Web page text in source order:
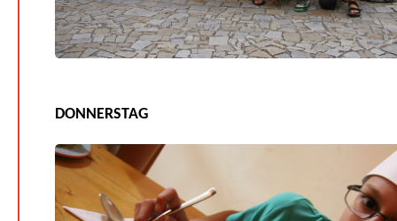
DONNERSTAG